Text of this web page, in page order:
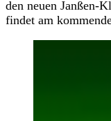
den neuen Janßen-
findet am